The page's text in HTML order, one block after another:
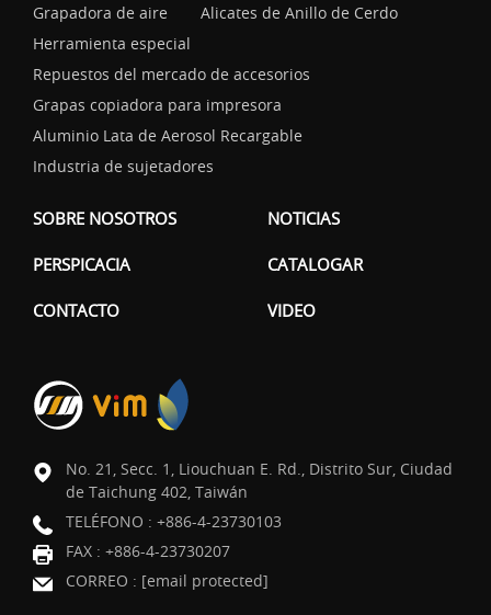
Grapadora de aire
Alicates de Anillo de Cerdo
Herramienta especial
Repuestos del mercado de accesorios
Grapas copiadora para impresora
Aluminio Lata de Aerosol Recargable
Industria de sujetadores
SOBRE NOSOTROS NOTICIAS
PERSPICACIA CATALOGAR
CONTACTO VIDEO
No. 21, Secc. 1, Liouchuan E. Rd., Distrito Sur, Ciudad
de Taichung 402, Taiwán
TELÉFONO : +886-4-23730103
FAX : +886-4-23730207
CORREO : [email protected]